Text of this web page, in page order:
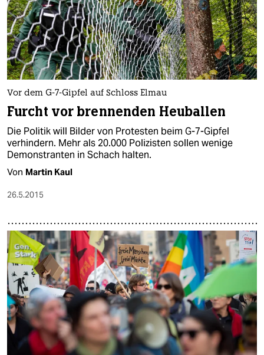
Vor dem G-7-Gipfel auf Schloss Elmau
Furcht vor brennenden Heuballen
Die Politik will Bilder von Protesten beim G-7-Gipfel
verhindern. Mehr als 20.000 Polizisten sollen wenige
Demonstranten in Schach halten.
Von Martin Kaul
26.5.2015